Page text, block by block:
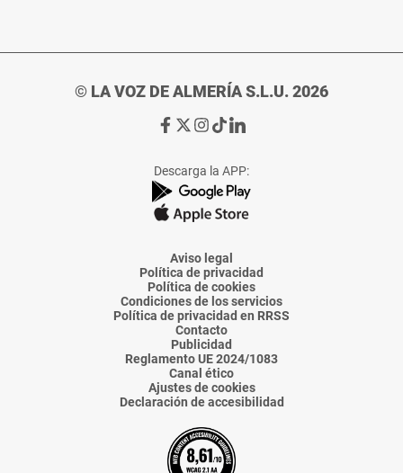
© LA VOZ DE ALMERÍA S.L.U. 2026
Ir
de
La
Voz
Almería
Ir
de
La
Voz
Almería
Ir
de
La
Voz
Almería
Ir
de
La
Voz
Almería
Ir
de
La
Voz
Descarga la APP:
Aviso legal
Política de privacidad
Política de cookies
Condiciones de los servicios
Política de privacidad en RRSS
Contacto
Publicidad
Reglamento UE 2024/1083
Canal ético
Ajustes de cookies
Declaración de accesibilidad